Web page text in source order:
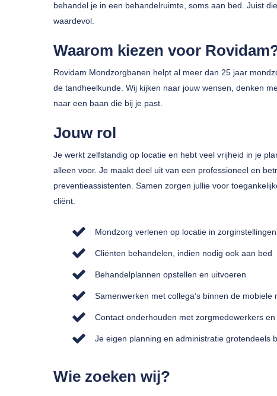
behandel je in een behandelruimte, soms aan bed. Juist
waardevol.
Waarom kiezen voor
Rovidam Mondzorgbanen helpt al meer dan 25 jaar
de tandheelkunde. Wij kijken naar jouw wensen, denken
naar een baan die bij je past.
Jouw rol
Je werkt zelfstandig op locatie en hebt veel vrijheid in je
alleen voor. Je maakt deel uit van een professioneel en
preventieassistenten. Samen zorgen jullie voor
cliënt.
Mondzorg verlenen op locatie in zorginstellingen
Cliënten behandelen, indien nodig ook aan bed
Behandelplannen opstellen en uitvoeren
Samenwerken met collega’s binnen de mobiele
Contact onderhouden met zorgmedewerkers
Je eigen planning en administratie grotendeels
Wie zoeken wij?